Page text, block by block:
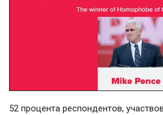
52 процента респондентов,